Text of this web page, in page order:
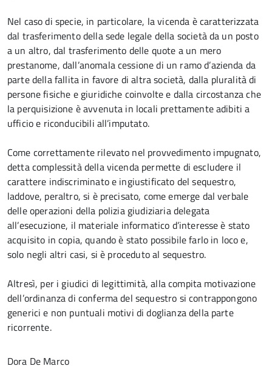
Nel caso di specie, in particolare, la vicenda è caratterizzata
dal trasferimento della sede legale della società da un posto
a un altro, dal trasferimento delle quote a un mero
prestanome, dall’anomala cessione di un ramo d’azienda da
parte della fallita in favore di altra società, dalla pluralità di
persone fisiche e giuridiche coinvolte e dalla circostanza che
la perquisizione è avvenuta in locali prettamente adibiti a
ufficio e riconducibili all’imputato.
Come correttamente rilevato nel provvedimento impugnato,
detta complessità della vicenda permette di escludere il
carattere indiscriminato e ingiustificato del sequestro,
laddove, peraltro, si è precisato, come emerge dal verbale
delle operazioni della polizia giudiziaria delegata
all’esecuzione, il materiale informatico d’interesse è stato
acquisito in copia, quando è stato possibile farlo in loco e,
solo negli altri casi, si è proceduto al sequestro.
Altresì, per i giudici di legittimità, alla compita motivazione
dell’ordinanza di conferma del sequestro si contrappongono
generici e non puntuali motivi di doglianza della parte
ricorrente.
Dora De Marco